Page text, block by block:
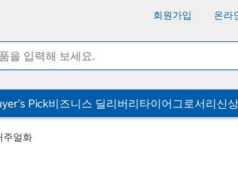
회원가입 온라
Pick비즈니스 딜리버리타이어그로서리신
주얼화